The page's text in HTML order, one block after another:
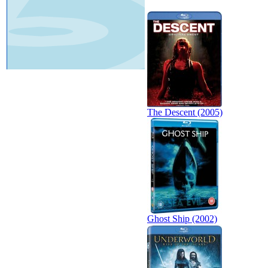
The Descent (2005)
Ghost Ship (2002)